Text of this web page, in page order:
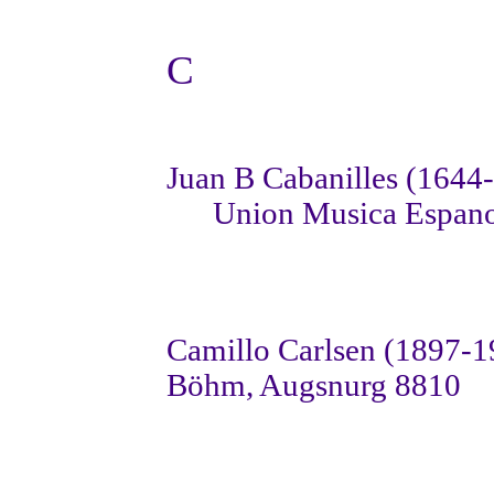
C
Juan B Cabanilles
Union Musica
Camillo Carlsen (1897-
Böhm, Augsnurg 8810